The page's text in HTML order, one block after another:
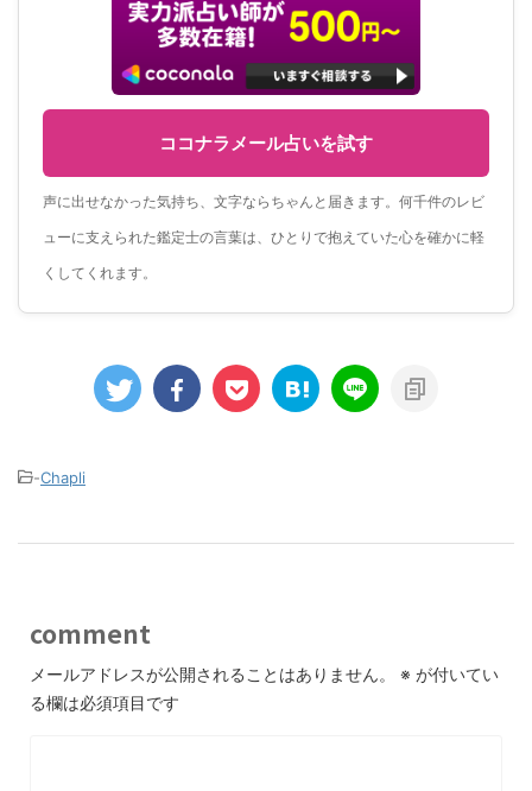
ココナラメール占いを試す
声に出せなかった気持ち、文字ならちゃんと届きます。何千件のレビ
ューに支えられた鑑定士の言葉は、ひとりで抱えていた心を確かに軽
くしてくれます。
-Chapli
comment
メールアドレスが公開されることはありません。 ※ が付いてい
る欄は必須項目です